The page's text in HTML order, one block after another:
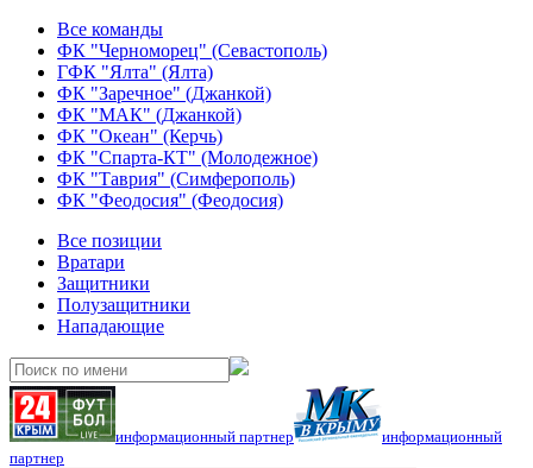
Все команды
ФК "Черноморец" (Севастополь)
ГФК "Ялта" (Ялта)
ФК "Заречное" (Джанкой)
ФК "МАК" (Джанкой)
ФК "Океан" (Керчь)
ФК "Спарта-КТ" (Молодежное)
ФК "Таврия" (Симферополь)
ФК "Феодосия" (Феодосия)
Все позиции
Вратари
Защитники
Полузащитники
Нападающие
информационный партнер
информационный
партнер